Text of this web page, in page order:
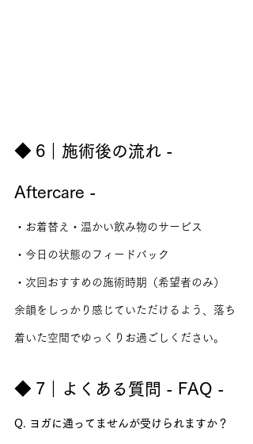
◆ 6｜施術後の流れ -
Aftercare -
・お着替え・温かい飲み物のサービス
・今日の状態のフィードバック
・次回おすすめの施術時期（希望者のみ）
余韻をしっかり感じていただけるよう、落ち
着いた空間でゆっくりお過ごしください。
◆ 7｜よくある質問 - FAQ -
Q. ヨガに通ってませんが受けられますか？